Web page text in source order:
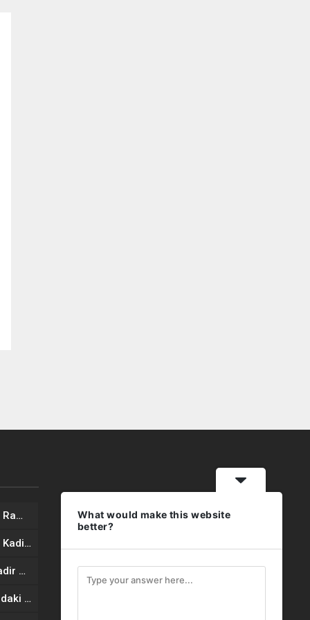
İş İnsanı Mustafa YAVUZ’dan Ramazan Bayramı mesajı
İş İnsanı Mustafa YAVUZ’dan Kadir Gecesi Mesajı
Başkan Osman DELEN’den Kadir Gecesi Mesajı
Şanlıurfa’da vahşet: 16 yaşındaki genç, 8 yaşındaki çocuğu öldüresiye dövdü
What would make this website
better?